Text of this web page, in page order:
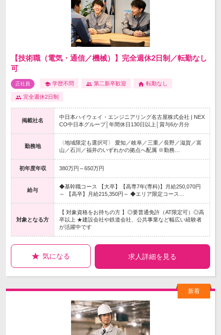
【技術職（電気・通信／機械）】完全週休2日制／転勤なし
可
正社員 学歴不問 第二新卒歓迎 転勤なし
完全週休2日制
掲載社名
中日本ハイウェイ・エンジニアリング名古屋株式会社 | NEX
CO中日本グループ│年間休日130日以上│賞与6か月分
勤務地
〈地域限定も選択可〉 愛知／岐阜／三重／長野／滋賀／富
山／石川／福井のいずれかの拠点へ配属 ※勤務…
初年度年収 380万円～650万円
給与
◆基幹職コース 【大卒】【高専7年(専科)】月給250,070円
～ 【高卒】月給215,350円～ ◆エリア限定コース…
対象となる方
【 対象資格をお持ちの方 】◎要普通免許（AT限定可）◎高
卒以上 ★建設会社や鉄道会社、公共事業など幅広い経験者
が活躍中です
気になる 求人詳細を見る